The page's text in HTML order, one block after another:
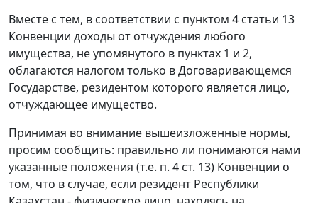
Вместе с тем, в соответствии с пунктом 4 статьи 13
Конвенции доходы от отчуждения любого
имущества, не упомянутого в пунктах 1 и 2,
облагаются налогом только в Договаривающемся
Государстве, резидентом которого является лицо,
отчуждающее имущество.
Принимая во внимание вышеизложенные нормы,
просим сообщить: правильно ли понимаются нами
указанные положения (т.е. п. 4 ст. 13) Конвенции о
том, что в случае, если резидент Республики